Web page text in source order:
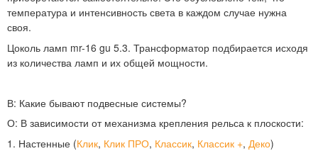
температура и интенсивность света в каждом случае нужна
своя.
Цоколь ламп mr-16 gu 5.3. Трансформатор подбирается исходя
из количества ламп и их общей мощности.
В: Какие бывают подвесные системы?
О: В зависимости от механизма крепления рельса к плоскости:
1. Настенные (Клик, Клик ПРО, Классик, Классик +, Деко)